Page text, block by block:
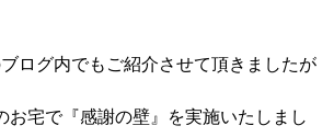
ログ内でもご紹介させて頂きましたが
お宅で『感謝の壁』を実施いたしまし